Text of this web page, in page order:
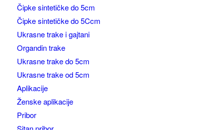
Čipke sintetičke do 5cm
Čipke sintetičke do 5Ccm
Ukrasne trake i gajtani
Organdin trake
Ukrasne trake do 5cm
Ukrasne trake od 5cm
Aplikacije
Ženske aplikacije
Pribor